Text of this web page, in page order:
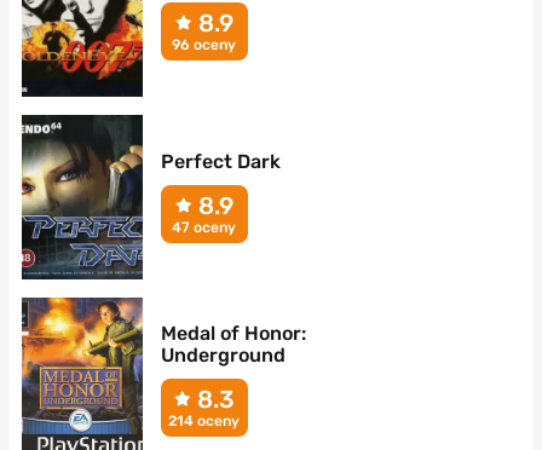
8.9
96 oceny
Perfect Dark
8.9
47 oceny
Medal of Honor:
Underground
8.3
214 oceny